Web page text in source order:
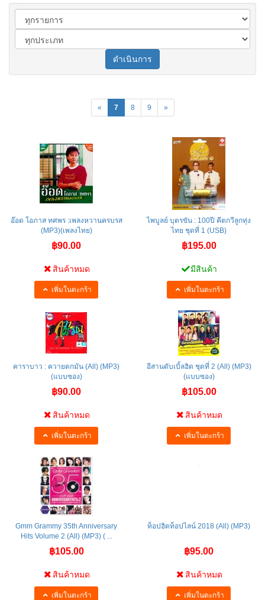
ดำเนินการ
« 7 8 9 »
อ๊อด โอภาส ทศพร :เพลงหวานครบรส
(MP3)(เพลงไทย)
฿90.00
สินค้าหมด
เพิ่มในตะกร้า
ไพบูลย์ บุตรขัน : 100ปี คีตกวีลูกทุ่ง
ไทย ชุดที่ 1 (USB)
฿195.00
มีสินค้า
เพิ่มในตะกร้า
คาราบาว : ควายตกมัน (All) (MP3)
(แบบซอง)
฿90.00
สินค้าหมด
เพิ่มในตะกร้า
อีสานดับเบิ้ลฮิต ชุดที่ 2 (All) (MP3)
(แบบซอง)
฿105.00
สินค้าหมด
เพิ่มในตะกร้า
Gmm Grammy 35th Anniversary
Hits Volume 2 (All) (MP3) ( ...
฿105.00
สินค้าหมด
เพิ่มในตะกร้า
ท็อปฮิตท็อปไลน์ 2018 (All) (MP3)
฿95.00
สินค้าหมด
เพิ่มในตะกร้า